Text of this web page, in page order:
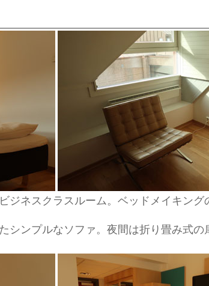
ジネスクラスルーム。ベッドメイキング
シンプルなソファ。夜間は折り畳み式の